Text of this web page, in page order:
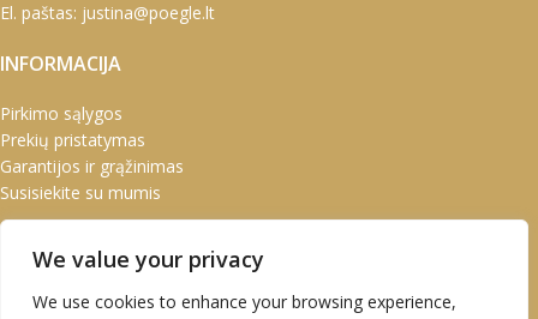
We value your privacy
We use cookies to enhance your browsing experience,
El. paštas: justina@poegle.lt
INFORMACIJA
Pirkimo sąlygos
Prekių pristatymas
Garantijos ir grąžinimas
Susisiekite su mumis
Paskyra